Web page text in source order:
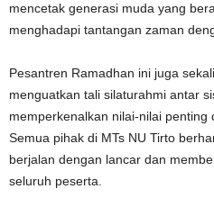
mencetak generasi muda yang
menghadapi tantangan zaman
Pesantren Ramadhan ini juga
menguatkan tali silaturahmi antar
memperkenalkan nilai-nilai
Semua pihak di MTs NU Tirto
berjalan dengan lancar dan
seluruh peserta.